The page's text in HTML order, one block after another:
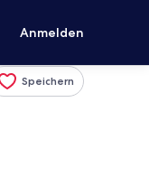
Anmelden
Speichern